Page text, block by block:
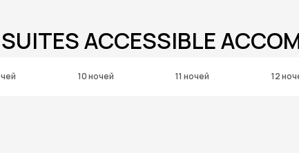
ACCESSIBLE
10 ночей 11 ночей 12